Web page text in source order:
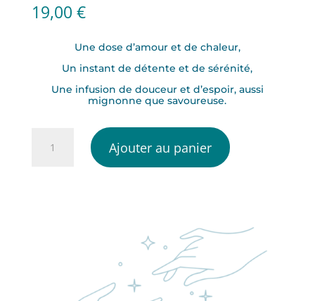
19,00 €
Une dose d’amour et de chaleur,
Un instant de détente et de sérénité,
Une infusion de douceur et d’espoir, aussi
mignonne que savoureuse.
Ajouter au panier